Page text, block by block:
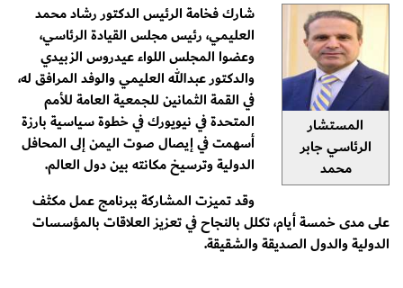
المستشار
الرئاسي جابر
محمد
شارك فخامة الرئيس الدكتور رشاد محمد
العليمي، رئيس مجلس القيادة الرئاسي،
وعضوا المجلس اللواء عيدروس الزبيدي
والدكتور عبدالله العليمي والوفد المرافق له،
في القمة الثمانين للجمعية العامة للأمم
المتحدة في نيويورك في خطوة سياسية بارزة
أسهمت في إيصال صوت اليمن إلى المحافل
الدولية وترسيخ مكانته بين دول العالم.
وقد تميزت المشاركة ببرنامج عمل مكثف
على مدى خمسة أيام، تكلل بالنجاح في تعزيز العلاقات بالمؤسسات
الدولية والدول الصديقة والشقيقة.